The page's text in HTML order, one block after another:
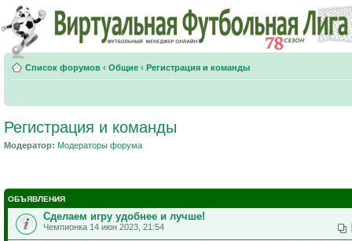
Список форумов ‹ Общие ‹ Регистрация и команды
Регистрация и команды
Модератор: Модераторы форума
ОБЪЯВЛЕНИЯ
Сделаем игру удобнее и лучше!
Чемпионка 14 июн 2023, 21:54